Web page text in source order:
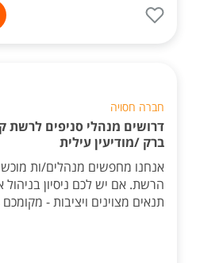
חברה חסויה
דרושים מנהלי סניפים לרשת
ברק /מודיעין עילית
אנחנו מחפשים מנהלים/ות
הרשת. אם יש לכם ניסיון
תנאים מצוינים ויציבות - מקומכם